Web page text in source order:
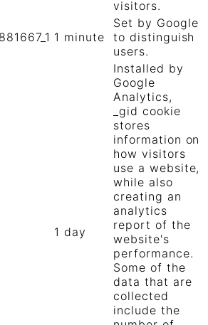
visitors.
1 minute
Set by Google
to distinguish
users.
1 day
Installed by
Google
Analytics,
_gid cookie
stores
information on
how visitors
use a website,
while also
creating an
analytics
report of the
website's
performance.
Some of the
data that are
collected
include the